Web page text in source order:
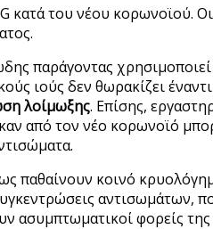
κατά του νέου κορωνοϊού. Οι
παράγοντας χρησιμοποιεί
ιούς δεν θωρακίζει
λοίμωξης. Επίσης,
από τον νέο κορωνοϊό
παθαίνουν κοινό
αντισωμάτων,
ασυμπτωματικοί φορείς